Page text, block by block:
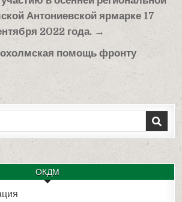
Антониевской ярмарке 17
2022 года. →
помощь фронту
ОКДМ